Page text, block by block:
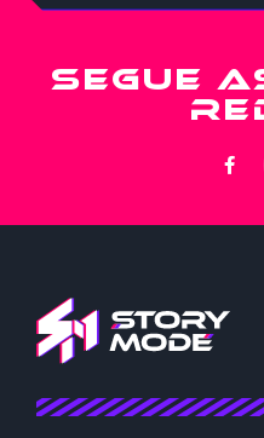
SEGUE